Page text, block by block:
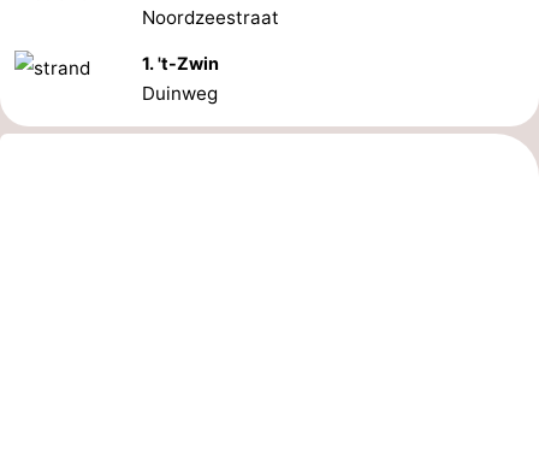
Noordzeestraat
1. 't-Zwin
Duinweg